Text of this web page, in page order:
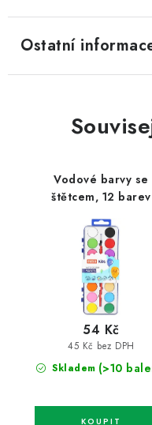
Ostatní
Vodové barvy se
štětcem, 12 barev
Skladem (>10
45 Kč bez DPH
54 Kč